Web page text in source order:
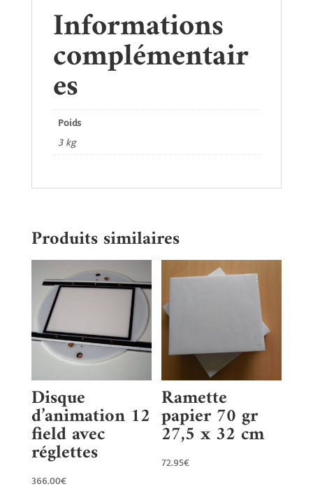
Informations
complémentair
es
Poids
3 kg
Produits similaires
Disque
d’animation 12
field avec
réglettes
366.00€
Ramette
papier 70 gr
27,5 x 32 cm
72.95€